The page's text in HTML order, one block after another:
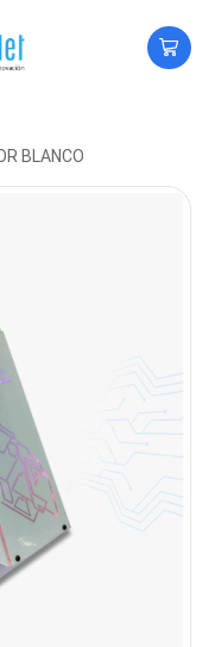
BLANCO